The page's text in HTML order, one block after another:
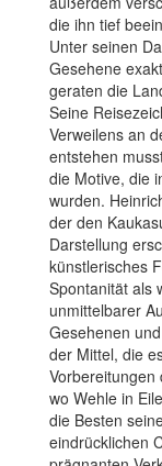
die ihn tief
Unter seinen
Gesehene
geraten die
Seine
Verweilens an
entstehen
die Motive, die
wurden.
der den
Darstellung
künstlerisches
Spontanität als
unmittelbarer
Gesehenen
der Mittel, die
Vorbereitungen
wo Wehle in
die Besten
eindrücklichen